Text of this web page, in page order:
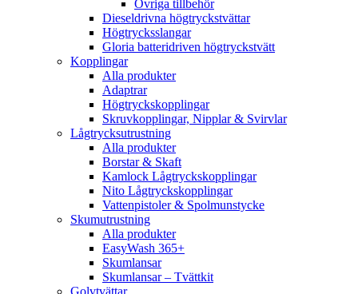
Övriga tillbehör
Dieseldrivna högtryckstvättar
Högtrycksslangar
Gloria batteridriven högtryckstvätt
Kopplingar
Alla produkter
Adaptrar
Högtryckskopplingar
Skruvkopplingar, Nipplar & Svirvlar
Lågtrycksutrustning
Alla produkter
Borstar & Skaft
Kamlock Lågtryckskopplingar
Nito Lågtryckskopplingar
Vattenpistoler & Spolmunstycke
Skumutrustning
Alla produkter
EasyWash 365+
Skumlansar
Skumlansar – Tvättkit
Golvtvättar